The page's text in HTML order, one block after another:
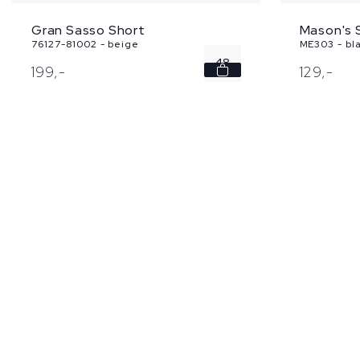
Gran Sasso Short
76127-81002 - beige
199,- 48
Mason's
ME303 -
129,-